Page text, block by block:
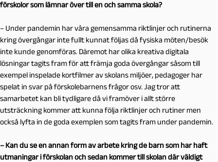
förskolor som lämnar över till en och samma skola?
– Under pandemin har våra gemensamma riktlinjer och rutinerna
kring övergångar inte fullt kunnat följas då fysiska möten/besök
inte kunde genomföras. Däremot har olika kreativa digitala
lösningar tagits fram för att främja goda övergångar såsom till
exempel inspelade kortfilmer av skolans miljöer, pedagoger har
spelat in svar på förskolebarnens frågor osv. Jag tror att
samarbetet kan bli tydligare då vi framöver i allt större
utsträckning kommer att kunna följa riktlinjer och rutiner men
också lyfta in de goda exemplen som tagits fram under pandemin.
– Kan du se en annan form av arbete kring de barn som har haft
utmaningar i förskolan och sedan kommer till skolan där väldigt